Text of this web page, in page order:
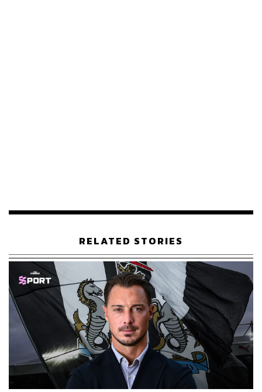
RELATED STORIES